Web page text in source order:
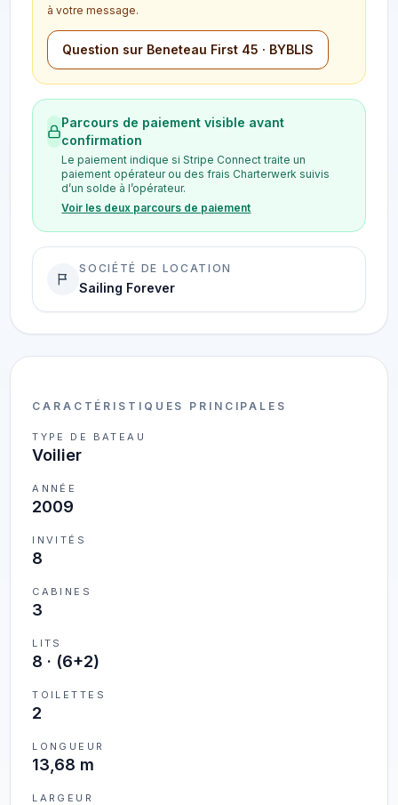
CARACTÉRISTIQUES PRINCIPALES
TYPE DE BATEAU
Voilier
ANNÉE
2009
INVITÉS
8
CABINES
3
LITS
8 · (6+2)
TOILETTES
2
LONGUEUR
13,68 m
LARGEUR
à votre message.
Question sur Beneteau First 45 · BYBLIS
Parcours de paiement visible avant
confirmation
Le paiement indique si Stripe Connect traite un
paiement opérateur ou des frais Charterwerk suivis
d’un solde à l’opérateur.
Voir les deux parcours de paiement
SOCIÉTÉ DE LOCATION
Sailing Forever